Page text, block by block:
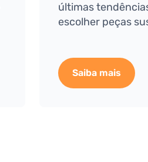
últimas
escolher peças
Saiba mais